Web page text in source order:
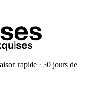
rapide · 30 jours de